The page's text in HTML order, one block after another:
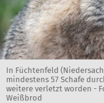
In Füchtenfeld
mindestens 57 Schafe
weitere verletzt worden -
Weißbrod